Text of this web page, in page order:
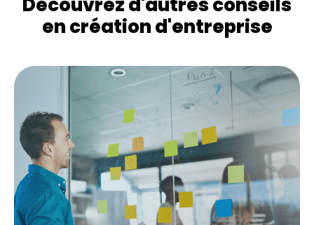
Découvrez d'autres conseils
en création d'entreprise